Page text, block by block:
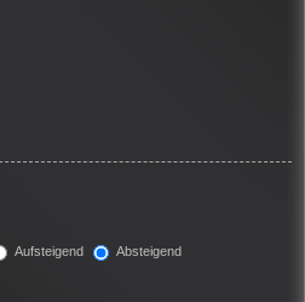
Aufsteigend
Absteigend